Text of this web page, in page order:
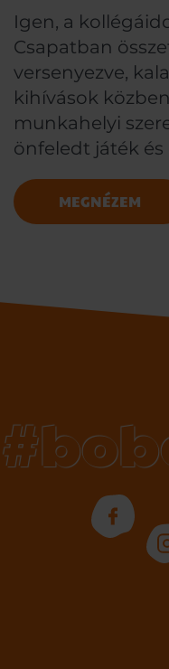
Igen, a
Csapatban
versenyezve,
kihívások
munkahelyi
önfeledt játék és
MEGNÉZEM